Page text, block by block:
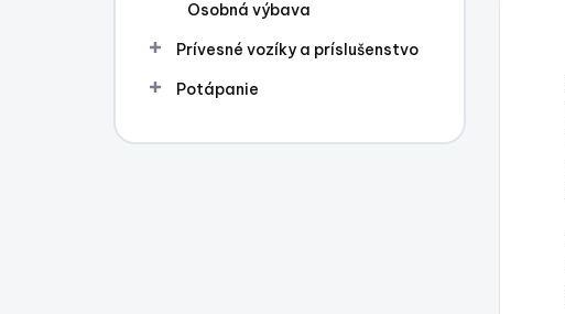
Osobná výbava
Prívesné vozíky a príslušenstvo
Potápanie